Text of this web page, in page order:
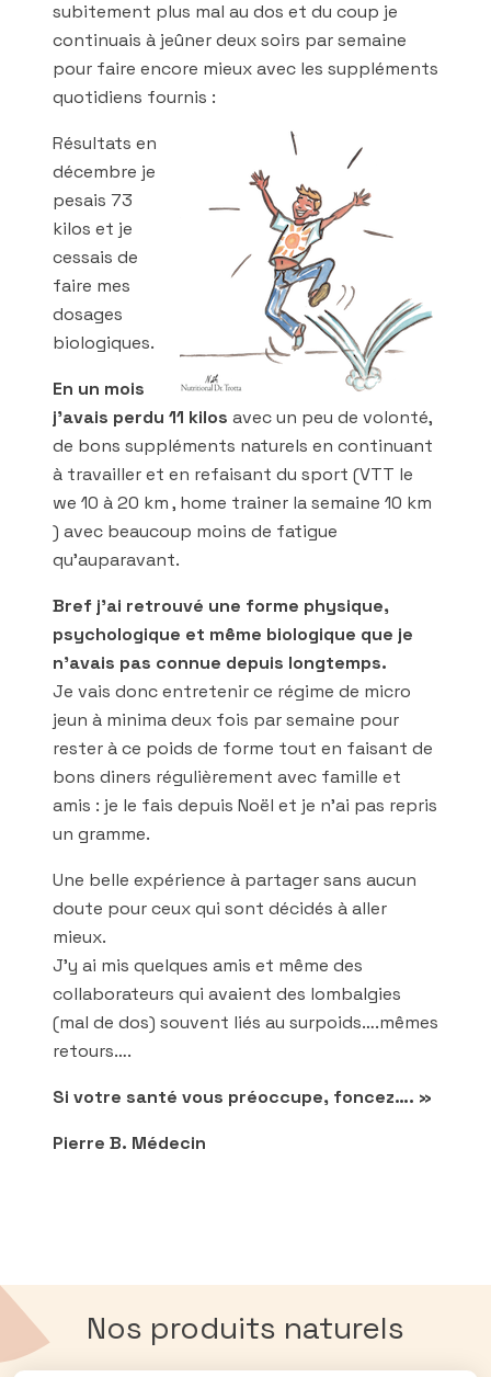
subitement plus mal au dos et du coup je
continuais à jeûner deux soirs par semaine
pour faire encore mieux avec les suppléments
quotidiens fournis :
Résultats en
décembre je
pesais 73
kilos et je
cessais de
faire mes
dosages
biologiques.
En un mois
j’avais perdu 11 kilos avec un peu de volonté,
de bons suppléments naturels en continuant
à travailler et en refaisant du sport (VTT le
we 10 à 20 km , home trainer la semaine 10 km
) avec beaucoup moins de fatigue
qu’auparavant.
Bref j’ai retrouvé une forme physique,
psychologique et même biologique que je
n’avais pas connue depuis longtemps.
Je vais donc entretenir ce régime de micro
jeun à minima deux fois par semaine pour
rester à ce poids de forme tout en faisant de
bons diners régulièrement avec famille et
amis : je le fais depuis Noël et je n’ai pas repris
un gramme.
Une belle expérience à partager sans aucun
doute pour ceux qui sont décidés à aller
mieux.
J’y ai mis quelques amis et même des
collaborateurs qui avaient des lombalgies
(mal de dos) souvent liés au surpoids….mêmes
retours….
Si votre santé vous préoccupe, foncez…. »
Pierre B. Médecin
Nos produits naturels